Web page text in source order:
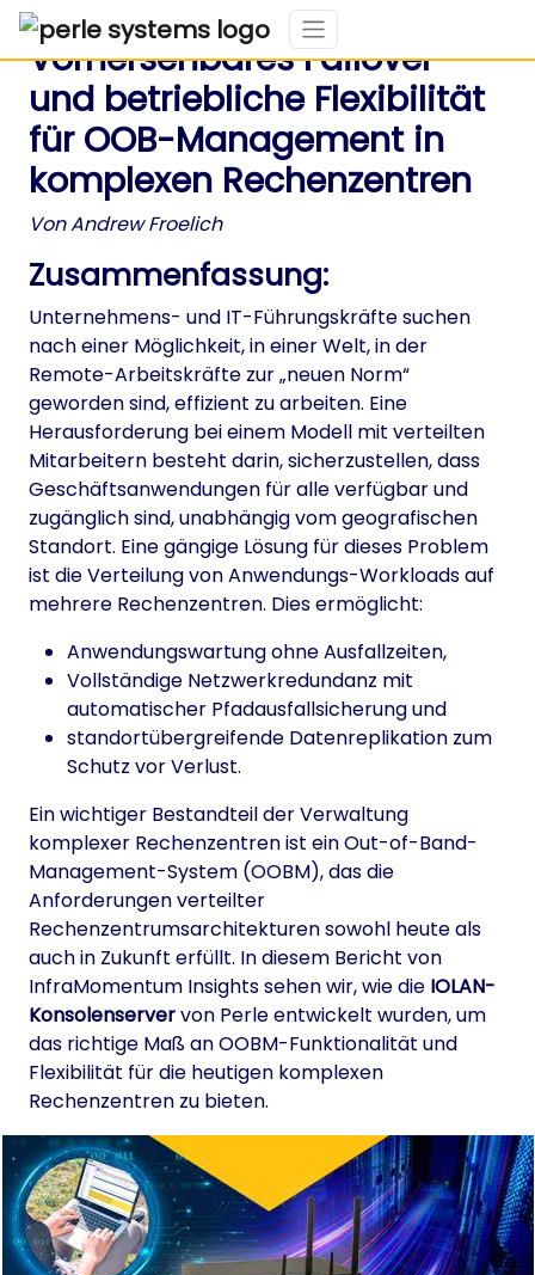
Vorhersehbares Failover
und betriebliche Flexibilität
für OOB-Management in
komplexen Rechenzentren
Von Andrew Froelich
Zusammenfassung:
Unternehmens- und IT-Führungskräfte suchen
nach einer Möglichkeit, in einer Welt, in der
Remote-Arbeitskräfte zur „neuen Norm“
geworden sind, effizient zu arbeiten. Eine
Herausforderung bei einem Modell mit verteilten
Mitarbeitern besteht darin, sicherzustellen, dass
Geschäftsanwendungen für alle verfügbar und
zugänglich sind, unabhängig vom geografischen
Standort. Eine gängige Lösung für dieses Problem
ist die Verteilung von Anwendungs-Workloads auf
mehrere Rechenzentren. Dies ermöglicht:
Anwendungswartung ohne Ausfallzeiten,
Vollständige Netzwerkredundanz mit
automatischer Pfadausfallsicherung und
standortübergreifende Datenreplikation zum
Schutz vor Verlust.
Ein wichtiger Bestandteil der Verwaltung
komplexer Rechenzentren ist ein Out-of-Band-
Management-System (OOBM), das die
Anforderungen verteilter
Rechenzentrumsarchitekturen sowohl heute als
auch in Zukunft erfüllt. In diesem Bericht von
InfraMomentum Insights sehen wir, wie die IOLAN-
Konsolenservervon Perle entwickelt wurden, um
das richtige Maß an OOBM-Funktionalität und
Flexibilität für die heutigen komplexen
Rechenzentren zu bieten.